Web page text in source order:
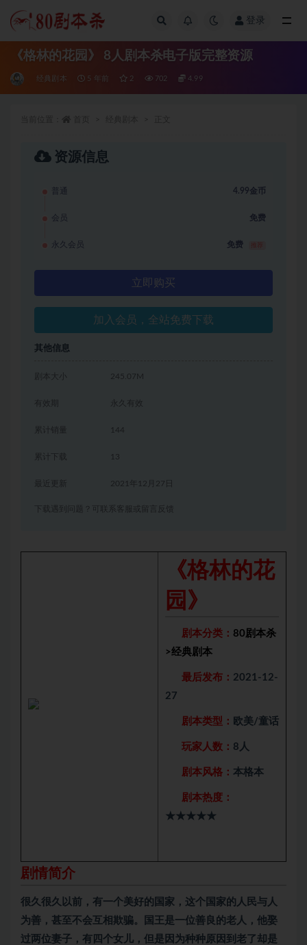
登录
《格林的花园》 8人剧本杀电子版完整资源
经典剧本 5 年前 2 702 4.99
资源信息
普通 4.99金币
会员 免费
永久会员 免费
立即购买
加入会员，全站免费下载
其他信息
剧本大小 245.07M
有效期 永久有效
累计销量 144
累计下载 13
2021年12月27日
下载遇到问题？可联系客服或留言反馈
《格林的花
园》
剧本分类： 80剧本杀
>经典剧本
最后发布： 2021-12-
27
剧本类型： 欧美/童话
玩家人数： 8人
剧本风格： 本格本
剧本热度：
★★★★★
剧情简介
很久很久以前，有一个美好的国家，这个国家的人民与人
为善，甚至不会互相欺骗。国王是一位善良的老人，他娶
过两位妻子，有四个女儿，但是因为种种原因到老了却是